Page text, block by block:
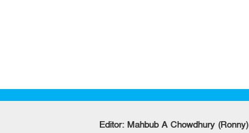
Editor: Mahbub A Chowdhury (Ronny)